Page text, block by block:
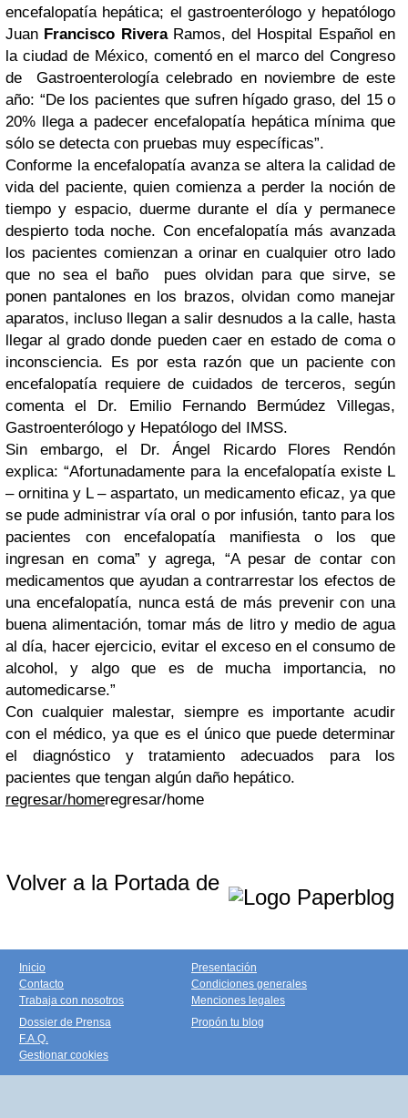
encefalopatía hepática; el gastroenterólogo y hepatólogo
Juan Francisco RiveraRamos, del Hospital Español en
la ciudad de México, comentó en el marco del Congreso
de
Gastroenterología celebrado en noviembre de este
año: “De los pacientes que sufren hígado graso, del 15 o
20% llega a padecer encefalopatía hepática mínima que
sólo se detecta con pruebas muy específicas”.
Conforme la encefalopatía avanza se altera la calidad de
vida del paciente, quien comienza a perder la noción de
tiempo y espacio, duerme durante el día y permanece
despierto toda noche. Con encefalopatía más avanzada
los pacientes comienzan a orinar en cualquier otro lado
que no sea el baño
pues olvidan para que sirve, se
ponen pantalones en los brazos, olvidan como manejar
aparatos, incluso llegan a salir desnudos a la calle, hasta
llegar al grado donde pueden caer en estado de coma o
inconsciencia. Es por esta razón que un paciente con
encefalopatía requiere de cuidados de terceros, según
comenta el Dr. Emilio Fernando Bermúdez Villegas,
Gastroenterólogo y Hepatólogo del IMSS.
Sin embargo, el Dr. Ángel Ricardo Flores Rendón
explica: “Afortunadamente para la encefalopatía existe L
– ornitina y L – aspartato, un medicamento eficaz, ya que
se pude administrar vía oral o por infusión, tanto para los
pacientes con encefalopatía manifiesta o los que
ingresan en coma” y agrega, “A pesar de contar con
medicamentos que ayudan a contrarrestar los efectos de
una encefalopatía, nunca está de más prevenir con una
buena alimentación, tomar más de litro y medio de agua
al día, hacer ejercicio, evitar el exceso en el consumo de
alcohol, y algo que es de mucha importancia, no
automedicarse.”
Con cualquier malestar, siempre es importante acudir
con el médico, ya que es el único que puede determinar
el diagnóstico y tratamiento adecuados para los
pacientes que tengan algún daño hepático.
regresar/homeregresar/home
Volver a la Portada de
Inicio
Contacto
Trabaja con nosotros
Presentación
Condiciones generales
Menciones legales
Dossier de Prensa
F.A.Q.
Gestionar cookies
Propón tu blog